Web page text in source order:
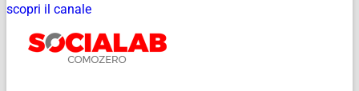
scopri il canale